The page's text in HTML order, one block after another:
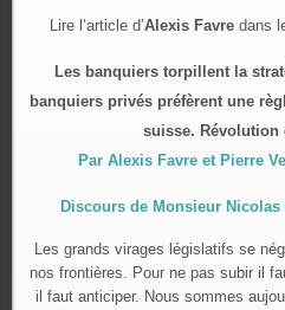
Lire l’article d’Alexis Favre dans
Les banquiers torpillent la
banquiers privés préfèrent une
suisse. Révolution
Par Alexis Favre et Pierre
Discours de Monsieur
Les grands virages législatifs se
nos frontières. Pour ne pas subir il
il faut anticiper. Nous sommes